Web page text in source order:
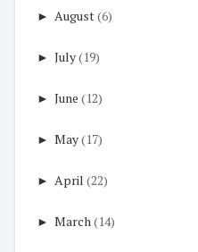
► August(6)
► July(19)
► June (12)
► May(17)
► April (22)
► March (14)